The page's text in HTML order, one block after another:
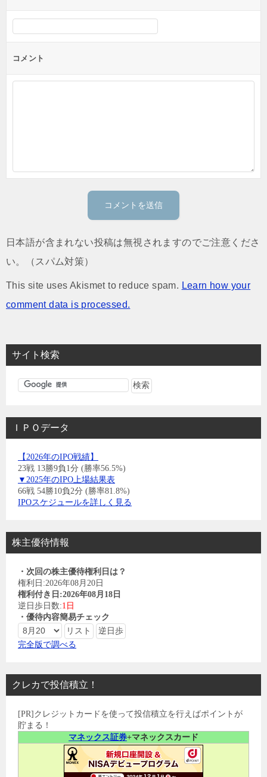
コメント
日本語が含まれない投稿は無視されますのでご注意くださ
い。（スパム対策）
This site uses Akismet to reduce spam. Learn how your
comment data is processed.
サイト検索
ＩＰＯデータ
【2026年のIPO戦績】
23戦 13勝9負1分 (勝率56.5%)
▼2025年のIPO上場結果表
66戦 54勝10負2分 (勝率81.8%)
IPOスケジュールを詳しく見る
株主優待情報
・次回の株主優待権利日は？
権利日:2026年08月20日
権利付き日:2026年08月18日
逆日歩日数:1日
・優待内容簡易チェック
完全版で調べる
クレカで投信積立！
[PR]クレジットカードを使って投信積立を行えばポイントが
貯まる！
マネックス証券+マネックスカード